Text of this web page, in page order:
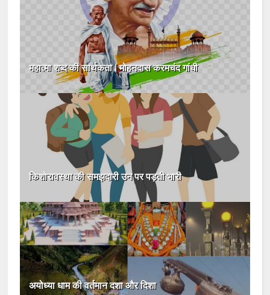
महात्मा शब्द की सार्थकता | मोहनदास करमचंद गांधी
किशोरावस्था की समझदारी उन पर पड़ती भारी
अयोध्या धाम की वर्तमान दशा और दिशा